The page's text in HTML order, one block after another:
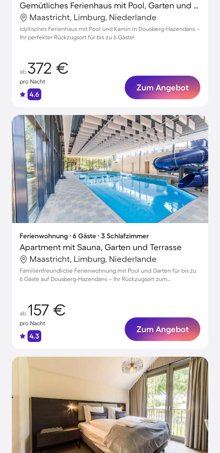
Gemütliches Ferienhaus mit Pool, Garten und Terrasse | Haustiere erlaubt
Maastricht, Limburg, Niederlande
Idyllisches Ferienhaus mit Pool und Kamin in Dousberg-Hazendans –
Ihr perfekter Rückzugsort für bis zu 6 Gäste!
ab 372 €
pro Nacht
4.6
Zum Angebot
Ferienwohnung ∙ 6 Gäste ∙ 3 Schlafzimmer
Apartment mit Sauna, Garten und Terrasse
Maastricht, Limburg, Niederlande
Familienfreundliche Ferienwohnung mit Pool und Garten für bis zu
6 Gäste auf Dousberg-Hazendans – Ihr Rückzugsort zum
ab 157 €
pro Nacht
4.3
Zum Angebot